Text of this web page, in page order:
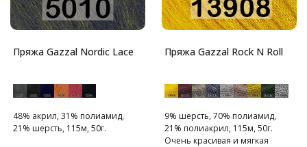
Пряжа Gazzal Nordic Lace
48% акрил, 31% полиамид,
21% шерсть, 115м, 50г.
Пряжа Gazzal Rock N Roll
9% шерсть, 70% полиамид,
21% полиакрил, 115м, 50г.
Очень красивая и мягкая